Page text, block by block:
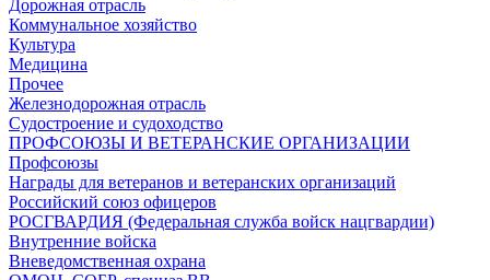
Дорожная отрасль
Коммунальное хозяйство
Культура
Медицина
Прочее
Железнодорожная отрасль
Судостроение и судоходство
ПРОФСОЮЗЫ И ВЕТЕРАНСКИЕ ОРГАНИЗАЦИИ
Профсоюзы
Награды для ветеранов и ветеранских организаций
Российский союз офицеров
РОСГВАРДИЯ (Федеральная служба войск нацгвардии)
Внутренние войска
Вневедомственная охрана